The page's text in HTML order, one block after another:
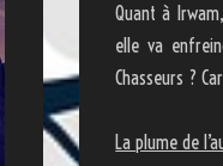
Quant à
elle va
Chasseurs ?
La plume de